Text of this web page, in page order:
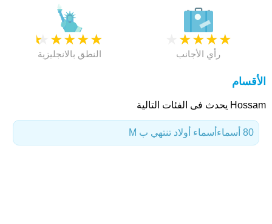
★
★
★
★
★
النطق بالانجليزية
★
★
★
★
رأي الأجانب
الأقسام
Hossam يحدث فى الفئات التالية
أسماء أولاد تنتهي ب M 80 أسماء